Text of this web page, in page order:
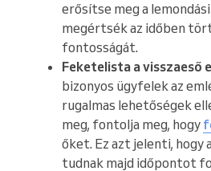
erősítse meg a
megértsék az időben
fontosságát.
Feketelista a visszaeső
bizonyos ügyfelek az
rugalmas lehetőségek
meg, fontolja meg, hogy
őket. Ez azt jelenti, hogy
tudnak majd időpontot